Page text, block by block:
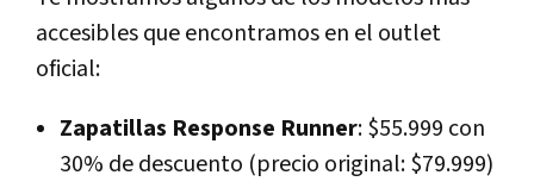
accesibles que encontramos en el outlet
oficial:
Zapatillas Response Runner: $55.999 con
30% de descuento (precio original: $79.999)